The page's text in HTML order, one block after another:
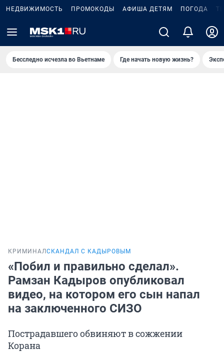
НЕДВИЖИМОСТЬ ПРОМОКОДЫ АФИША ДЕТЯМ ПОГОДА
Бесследно исчезла во Вьетнаме Где начать новую жизнь?
КРИМИНАЛСКАНДАЛ С КАДЫРОВЫМ
«Побил и правильно сделал».
Рамзан Кадыров опубликовал
видео, на котором его сын напал
на заключенного СИЗО
Пострадавшего обвиняют в сожжении
Корана